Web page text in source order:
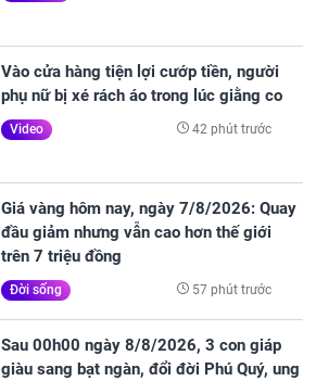
Vào cửa hàng tiện lợi cướp tiền, người
phụ nữ bị xé rách áo trong lúc giằng co
Video 42 phút trước
Giá vàng hôm nay, ngày 7/8/2026: Quay
đầu giảm nhưng vẫn cao hơn thế giới
trên 7 triệu đồng
Đời sống 57 phút trước
Sau 00h00 ngày 8/8/2026, 3 con giáp
giàu sang bạt ngàn, đổi đời Phú Quý, ung